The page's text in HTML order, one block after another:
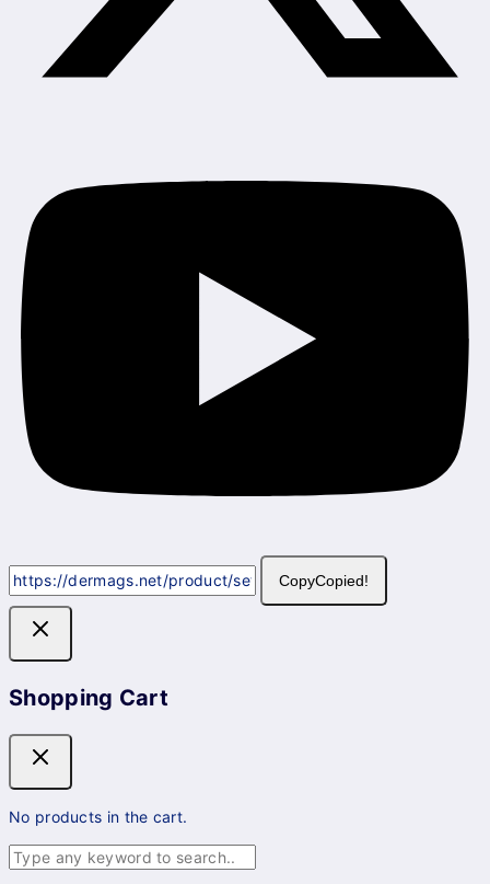
CopyCopied!
Shopping Cart
No products in the cart.